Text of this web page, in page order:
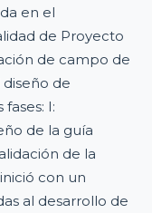
en el
de Proyecto
de campo de
de
I:
de la guía
de la
con un
al desarrollo de